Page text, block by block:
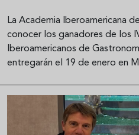
La Academia Iberoamericana
conocer los ganadores de los
Iberoamericanos de
entregarán el 19 de enero en